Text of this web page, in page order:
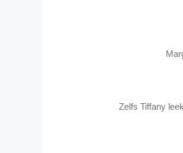
Zelfs Tiffany